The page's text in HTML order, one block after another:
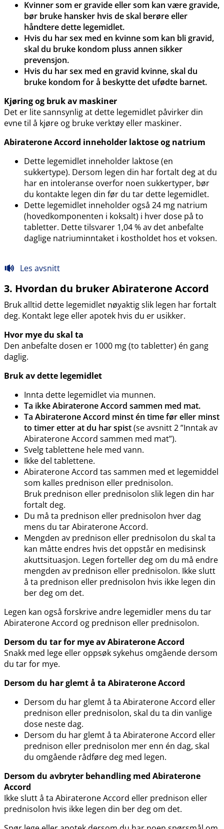
Kvinner som er gravide eller som kan være gravide,
bør bruke hansker hvis de skal berøre eller
håndtere dette legemidlet.
Hvis du har sex med en kvinne som kan bli gravid,
skal du bruke kondom pluss annen sikker
prevensjon.
Hvis du har sex med en gravid kvinne, skal du
bruke kondom for å beskytte det ufødte barnet.
Kjøring og bruk av maskiner
Det er lite sannsynlig at dette legemidlet påvirker din
evne til å kjøre og bruke verktøy eller maskiner.
Abiraterone Accord inneholder laktose og natrium
Dette legemidlet inneholder laktose (en
sukkertype). Dersom legen din har fortalt deg at du
har en intoleranse overfor noen sukkertyper, bør
du kontakte legen din før du tar dette legemidlet.
Dette legemidlet inneholder også 24 mg natrium
(hovedkomponenten i koksalt) i hver dose på to
tabletter. Dette tilsvarer 1,04 % av det anbefalte
daglige natriuminntaket i kostholdet hos et voksen.
Les avsnitt
3. Hvordan du bruker Abiraterone Accord
Bruk alltid dette legemidlet nøyaktig slik legen har fortalt
deg. Kontakt lege eller apotek hvis du er usikker.
Hvor mye du skal ta
Den anbefalte dosen er 1000 mg (to tabletter) én gang
daglig.
Bruk av dette legemidlet
Innta dette legemidlet via munnen.
Ta ikke Abiraterone Accord sammen med mat.
Ta Abiraterone Accord minst én time før eller minst
to timer etter at du har spist(se avsnitt 2 ”Inntak av
Abiraterone Accord sammen med mat”).
Svelg tablettene hele med vann.
Ikke del tablettene.
Abiraterone Accord tas sammen med et legemiddel
som kalles prednison eller prednisolon.
Bruk prednison eller prednisolon slik legen din har
fortalt deg.
Du må ta prednison eller prednisolon hver dag
mens du tar Abiraterone Accord.
Mengden av prednison eller prednisolon du skal ta
kan måtte endres hvis det oppstår en medisinsk
akuttsituasjon. Legen forteller deg om du må endre
mengden av prednison eller prednisolon. Ikke slutt
å ta prednison eller prednisolon hvis ikke legen din
ber deg om det.
Legen kan også forskrive andre legemidler mens du tar
Abiraterone Accord og prednison eller prednisolon.
Dersom du tar for mye av Abiraterone Accord
Snakk med lege eller oppsøk sykehus omgående dersom
du tar for mye.
Dersom du har glemt å ta Abiraterone Accord
Dersom du har glemt å ta Abiraterone Accord eller
prednison eller prednisolon, skal du ta din vanlige
dose neste dag.
Dersom du har glemt å ta Abiraterone Accord eller
prednison eller prednisolon mer enn én dag, skal
du omgående rådføre deg med legen.
Dersom du avbryter behandling med Abiraterone
Accord
Ikke slutt å ta Abiraterone Accord eller prednison eller
prednisolon hvis ikke legen din ber deg om det.